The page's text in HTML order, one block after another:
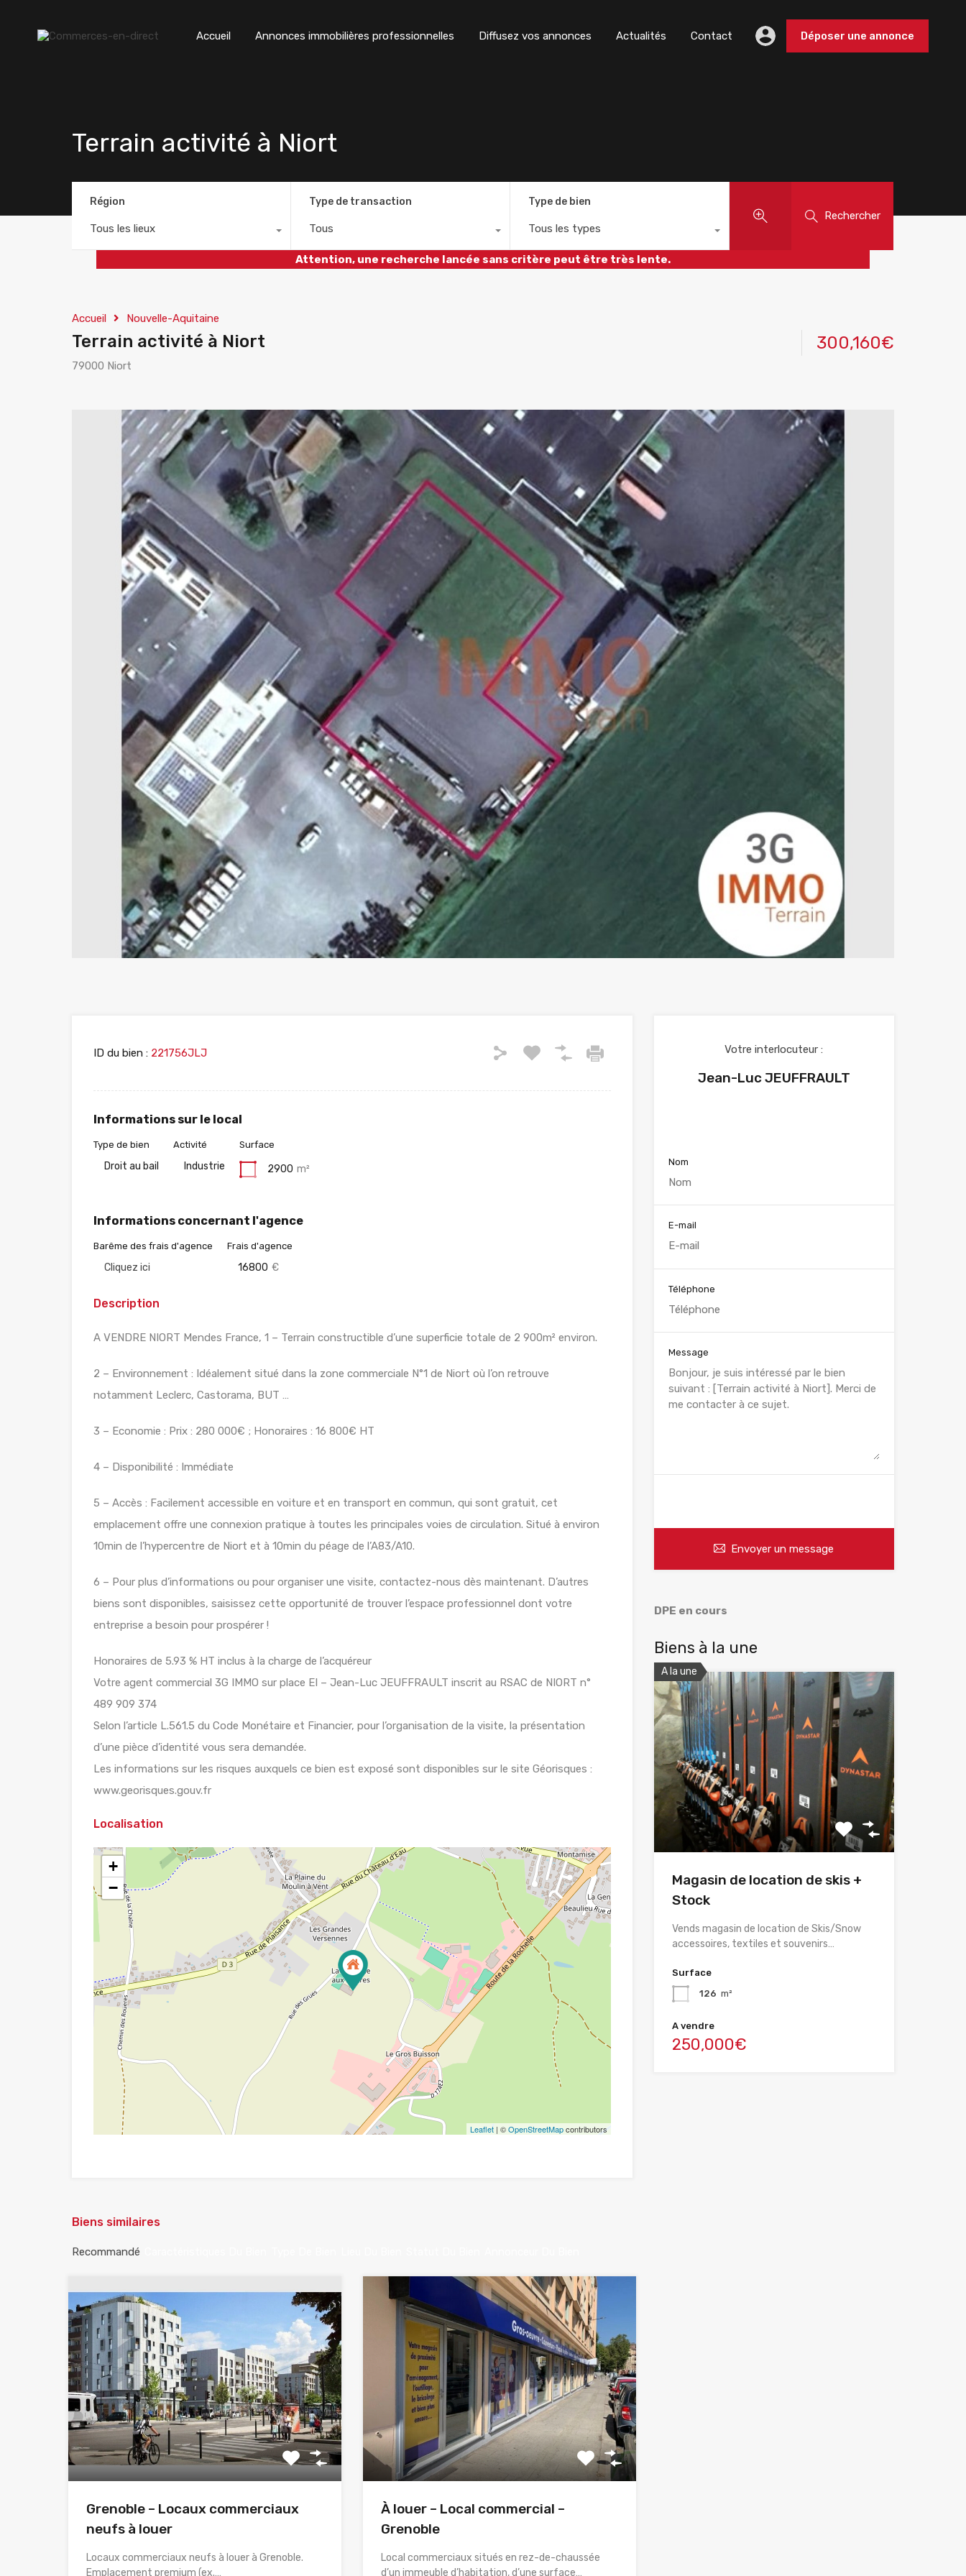
Accueil Annonces immobilières professionnelles Diffusez vos annonces Actualités Contact Déposer une annonce
Terrain activité à Niort
Région
Tous les lieux
Type de transaction
Tous
Type de bien
Tous les types
Rechercher
Attention, une recherche lancée sans critère peut être très lente.
Accueil Nouvelle-Aquitaine
Terrain activité à Niort
79000 Niort
300,160€
ID du bien : 221756JLJ
Informations sur le local
Type de bien
Droit au bail
Activité
Industrie
Surface
2900 m²
Informations concernant l'agence
Barême des frais d'agence
Cliquez ici
Frais d'agence
16800 €
Description
A VENDRE NIORT Mendes France, 1 – Terrain constructible d’une superficie totale de 2 900m² environ.
2 – Environnement : Idéalement situé dans la zone commerciale N°1 de Niort où l’on retrouve
notamment Leclerc, Castorama, BUT …
3 – Economie : Prix : 280 000€ ; Honoraires : 16 800€ HT
4 – Disponibilité : Immédiate
5 – Accès : Facilement accessible en voiture et en transport en commun, qui sont gratuit, cet
emplacement offre une connexion pratique à toutes les principales voies de circulation. Situé à environ
10min de l’hypercentre de Niort et à 10min du péage de l’A83/A10.
6 – Pour plus d’informations ou pour organiser une visite, contactez-nous dès maintenant. D’autres
biens sont disponibles, saisissez cette opportunité de trouver l’espace professionnel dont votre
entreprise a besoin pour prospérer !
Honoraires de 5.93 % HT inclus à la charge de l’acquéreur
Votre agent commercial 3G IMMO sur place EI – Jean-Luc JEUFFRAULT inscrit au RSAC de NIORT n°
489 909 374
Selon l’article L.561.5 du Code Monétaire et Financier, pour l’organisation de la visite, la présentation
d’une pièce d’identité vous sera demandée.
Les informations sur les risques auxquels ce bien est exposé sont disponibles sur le site Géorisques :
www.georisques.gouv.fr
Localisation
+
−
Leaflet| ©OpenStreetMapcontributors
Biens similaires
Recommandé
Grenoble – Locaux commerciaux
neufs à louer
Locaux commerciaux neufs à louer à Grenoble.
Emplacement premium (ex.…
À louer – Local commercial –
Grenoble
Local commerciaux situés en rez-de-chaussée
d’un immeuble d’habitation, d’une surface…
Votre interlocuteur :
Jean-Luc JEUFFRAULT
Nom
E-mail
Téléphone
Message
Envoyer un message
DPE en cours
Biens à la une
A la une
Magasin de location de skis +
Stock
Vends magasin de location de Skis/Snow
accessoires, textiles et souvenirs…
Surface
126 m²
A vendre
250,000€